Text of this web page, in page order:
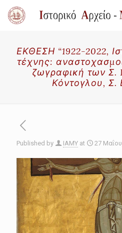
ΕΚΘΕΣΗ “1922-2022,
τέχνης:
ζωγραφική των
Κόντογλου, Σ.
Published by IAMY at 27